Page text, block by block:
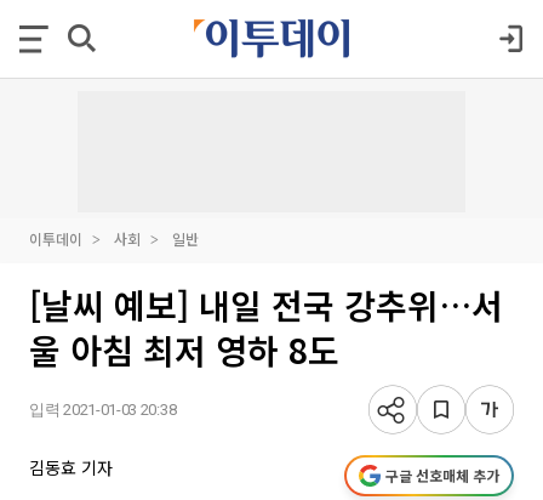
이투데이 사회 일반
[날씨 예보] 내일 전국 강추위…서
울 아침 최저 영하 8도
입력 2021-01-03 20:38
김동효 기자 구글 선호매체 추가